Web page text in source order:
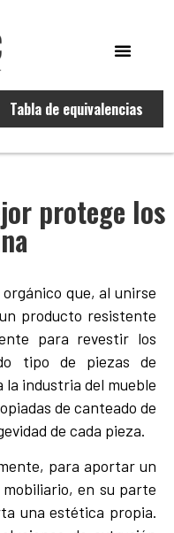
Tabla de equivalencias
protege los
que, al unirse
producto resistente
para revestir los
tipo de piezas de
la industria del mueble
de canteado de
de cada pieza.
para aportar un
mobiliario, en su parte
una estética propia.